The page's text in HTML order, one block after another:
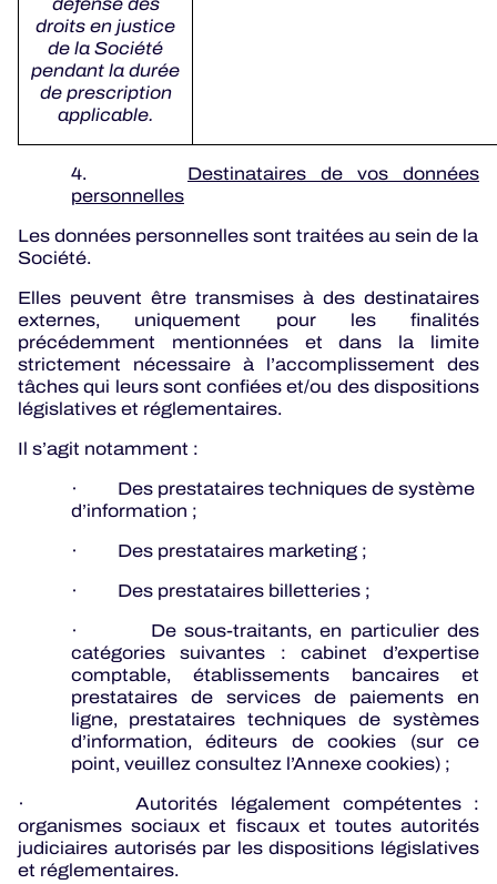
droits en justice
de la Société
pendant la durée
de prescription
applicable.
4. Destinataires de vos données
personnelles
Les données personnelles sont traitées au sein de la
Société.
Elles peuvent être transmises à des destinataires
externes, uniquement pour les finalités
précédemment mentionnées et dans la limite
strictement nécessaire à l’accomplissement des
tâches qui leurs sont confiées et/ou des dispositions
législatives et réglementaires.
Il s’agit notamment :
· Des prestataires techniques de système
d’information ;
· Des prestataires marketing ;
· Des prestataires billetteries ;
· De sous-traitants, en particulier des
catégories suivantes : cabinet d’expertise
comptable, établissements bancaires et
prestataires de services de paiements en
ligne, prestataires techniques de systèmes
d’information, éditeurs de cookies (sur ce
point, veuillez consultez l’Annexe cookies) ;
· Autorités légalement compétentes :
organismes sociaux et fiscaux et toutes autorités
judiciaires autorisés par les dispositions législatives
et réglementaires.